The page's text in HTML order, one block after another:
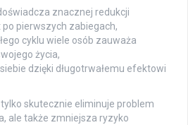
znacznej redukcji
po pierwszych zabiegach,
cyklu wiele osób zauważa
życia,
dzięki długotrwałemu efektowi
tylko skutecznie eliminuje problem
ale także zmniejsza ryzyko